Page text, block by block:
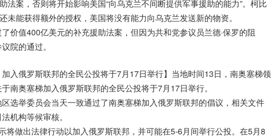
法案，否则将开始影响美国“向乌克兰不间断提供军事援助的能力”。柯比
未能获得额外的授权，美国将没有能力向乌克兰发送新的物资。
价值400亿美元的补充援助法案，但因为共和党参议员兰德·保罗的阻
院的通过。
加入俄罗斯联邦的全民公投将于7月17日举行】当地时间13日，南奥塞梯领
南奥塞梯加入俄罗斯联邦的全民公投将于7月17日举行。
选举委员会当天一致通过了南奥塞梯加入俄罗斯联邦的倡议，相关文件
机构等候审核。
将做出法律行动以加入俄罗斯联邦，并可能在5-6月间举行公投。在5月8